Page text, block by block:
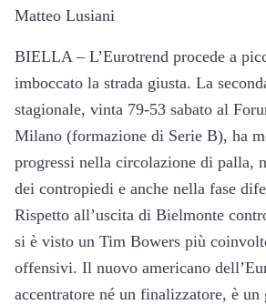
Matteo Lusiani
BIELLA – L’Eurotrend procede a
imboccato la strada giusta. La
stagionale, vinta 79-53 sabato al
Milano (formazione di Serie B), ha
progressi nella circolazione di palla,
dei contropiedi e anche nella fase
Rispetto all’uscita di Bielmonte
si è visto un Tim Bowers più
offensivi. Il nuovo americano
accentratore né un finalizzatore, è un